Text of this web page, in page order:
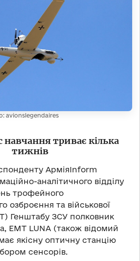
avionslegendaires
триває кілька
тижнів
АрміяInform
аналітичного відділу
трофейного
озброєння та військової
Генштабу ЗСУ полковник
EMT LUNA (також відомий
якісну оптичну станцію
сенсорів.